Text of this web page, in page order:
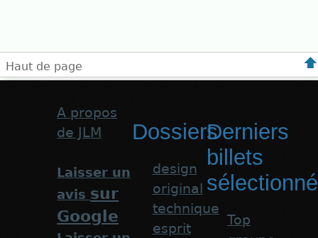
Haut de page
A propos
de JLM
Laisser un
avis sur
Google
Dossiers
design
original
technique
esprit
Derniers
billets
Top